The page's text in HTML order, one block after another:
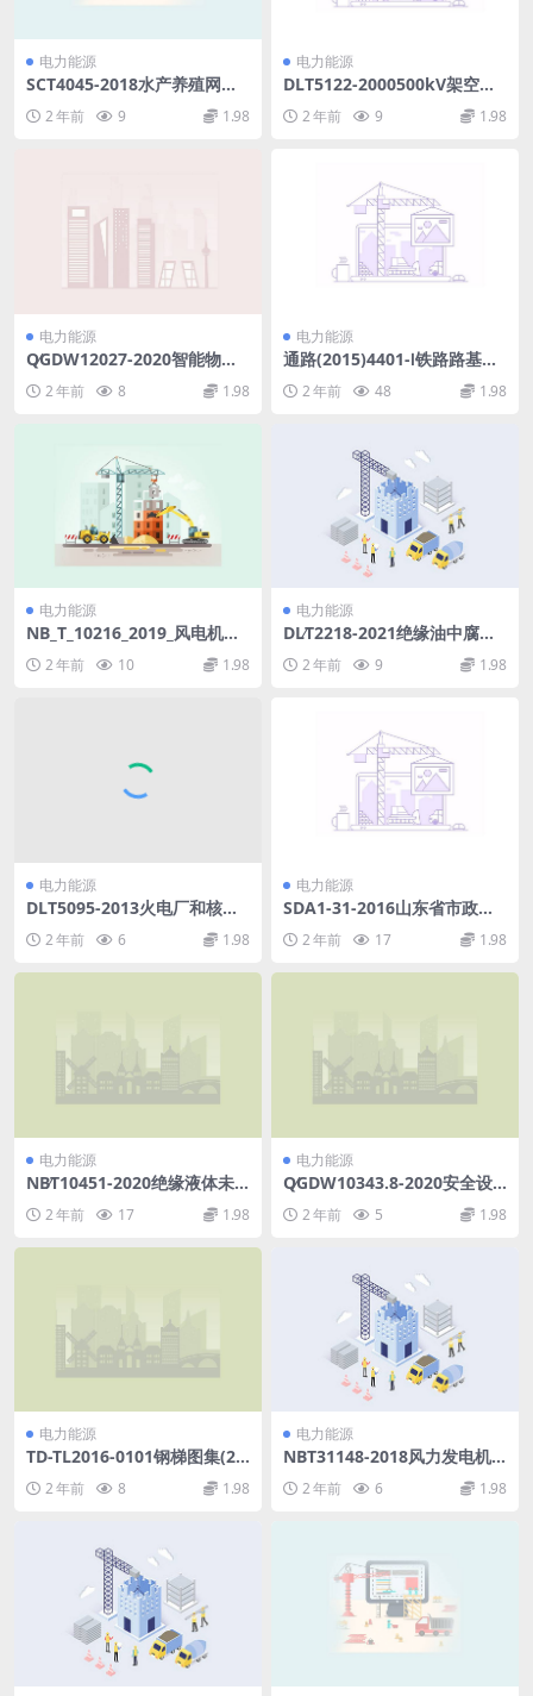
电力能源
SCT4045-2018水产养殖网箱
浮筒通用技术要求(1.12MB)p
df 2 年前 9 1.98
电力能源
DLT5122-2000500kV架空送
电线路勘测技术规程(3.91MB)
pdf2 年前 9 1.98
电力能源
Q∕GDW12027-2020智能物联
2 年前 8 1.98
电力能源
通路(2015)4401-Ⅰ铁路路基边
2 年前 48 1.98
电力能源
NB_T_10216_2019_风电机组
钢塔筒设计制造安装规范.pdf
2 年前 10 1.98
电力能源
DL∕T2218-2021绝缘油中腐蚀
性硫二苄基二硫醚定量检测方
法气相色谱多重质谱联用法(2.
2 年前 9 1.98
电力能源
DLT5095-2013火电厂和核电
厂常规岛主厂房荷载设计技术
规程(2.38MB)pdf
2 年前 6 1.98
电力能源
SDA1-31-2016山东省市政工
2 年前 17 1.98
电力能源
NB∕T10451-2020绝缘液体未
df 2 年前 17 1.98
电力能源
Q∕GDW10343.8-2020安全设
所(91.12MB)pdf
2 年前 5 1.98
电力能源
TD-TL2016-0101钢梯图集(2
2 年前 8 1.98
电力能源
NBT31148-2018风力发电机
组钢制筒形塔架监造导则(3.81
MB)pdf
2 年前 6 1.98